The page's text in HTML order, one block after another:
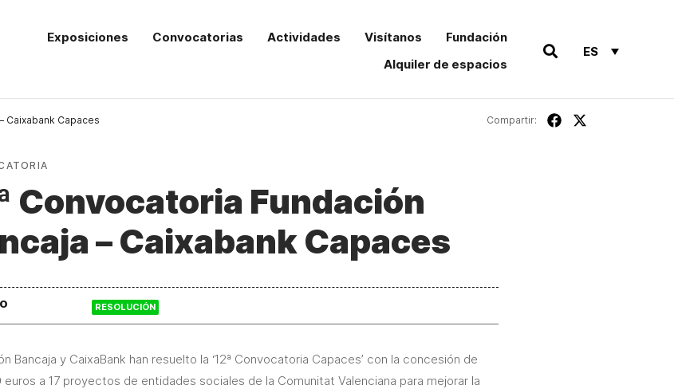
Exposiciones Convocatorias Actividades Visítanos
Fundación
Alquiler de espacios
ES
Caixabank Capaces Compartir:
Convocatoria Fundación
– Caixabank Capaces
RESOLUCIÓN
Bancaja y CaixaBank han resuelto la ‘12ª Convocatoria Capaces’ con la concesión de
euros a 17 proyectos de entidades sociales de la Comunitat Valenciana para mejorar la